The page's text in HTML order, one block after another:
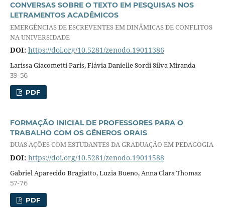
CONVERSAS SOBRE O TEXTO EM PESQUISAS NOS
LETRAMENTOS ACADÊMICOS
EMERGÊNCIAS DE ESCREVENTES EM DINÂMICAS DE CONFLITOS
NA UNIVERSIDADE
DOI: https://doi.org/10.5281/zenodo.19011386
Larissa Giacometti Paris, Flávia Danielle Sordi Silva Miranda
39-56
PDF
FORMAÇÃO INICIAL DE PROFESSORES PARA O
TRABALHO COM OS GÊNEROS ORAIS
DUAS AÇÕES COM ESTUDANTES DA GRADUAÇÃO EM PEDAGOGIA
DOI: https://doi.org/10.5281/zenodo.19011588
Gabriel Aparecido Bragiatto, Luzia Bueno, Anna Clara Thomaz
57-76
PDF